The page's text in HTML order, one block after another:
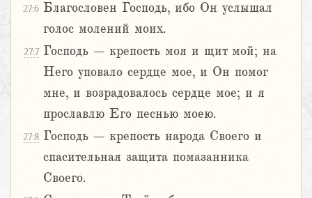
27:6 Благословен Господь, ибо Он услышал
голос молений моих.
27:7 Господь – крепость моя и щит мой; на
Него уповало сердце мое, и Он помог
мне, и возрадовалось сердце мое; и я
прославлю Его песнью моею.
27:8 Господь – крепость народа Своего и
спасительная защита помазанника
Своего.